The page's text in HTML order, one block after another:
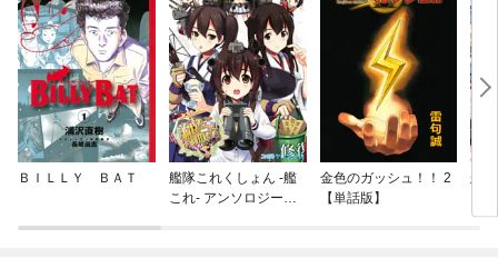
ＢＩＬＬＹ ＢＡＴ
艦隊これくしょん -艦
これ- アンソロジーコ
金色のガッシュ！！ 2
【単話版】
艦
ル